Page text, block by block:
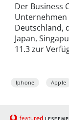
Der Business
Unternehmen
Deutschland,
Japan,
11.3 zur
Iphone Apple
featured